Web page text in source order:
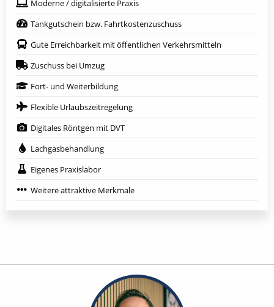
Moderne / digitalisierte Praxis
Tankgutschein bzw. Fahrtkostenzuschuss
Gute Erreichbarkeit mit öffentlichen Verkehrsmitteln
Zuschuss bei Umzug
Fort- und Weiterbildung
Flexible Urlaubszeitregelung
Digitales Röntgen mit DVT
Lachgasbehandlung
Eigenes Praxislabor
Weitere attraktive Merkmale